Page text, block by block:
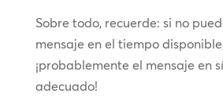
Sobre todo, recuerde: si no
mensaje en el tiempo
¡probablemente el mensaje en
adecuado!